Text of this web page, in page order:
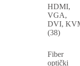
HDMI,
VGA,
DVI,
(38)
Fiber
optički